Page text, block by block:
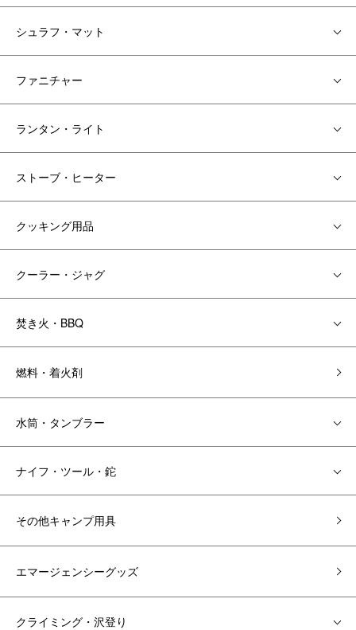
シュラフ・マット
ファニチャー
ランタン・ライト
ストーブ・ヒーター
クッキング用品
クーラー・ジャグ
焚き火・BBQ
燃料・着火剤
水筒・タンブラー
ナイフ・ツール・鉈
その他キャンプ用具
エマージェンシーグッズ
クライミング・沢登り